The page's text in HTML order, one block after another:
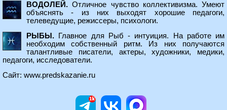
ВОДОЛЕЙ. Отличное чувство коллективизма. Умеют
объяснять - из них выходят хорошие педагоги,
телеведущие, режиссеры, психологи.
РЫБЫ. Главное для Рыб - интуиция. На работе им
необходим собственный ритм. Из них получаются
талантливые писатели, актеры, художники, медики,
педагоги, исследователи.
Сайт: www.predskazanie.ru